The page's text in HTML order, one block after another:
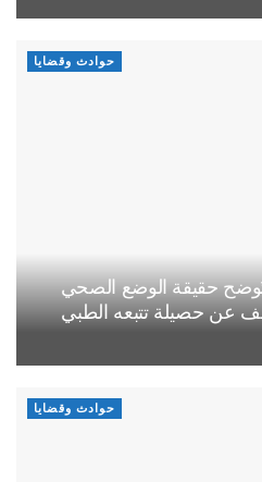
حوادث وقضايا
سجن “العرجات 1” تُوضح حقيقة الوضع الصحي
عن حصيلة تتبعه الطبي
حوادث وقضايا